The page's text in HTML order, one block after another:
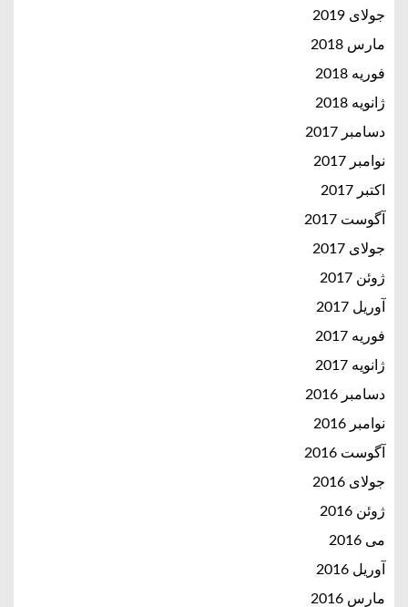
جولای 2019
مارس 2018
فوریه 2018
ژانویه 2018
دسامبر 2017
نوامبر 2017
اکتبر 2017
آگوست 2017
جولای 2017
ژوئن 2017
آوریل 2017
فوریه 2017
ژانویه 2017
دسامبر 2016
نوامبر 2016
آگوست 2016
جولای 2016
ژوئن 2016
می 2016
آوریل 2016
مارس 2016